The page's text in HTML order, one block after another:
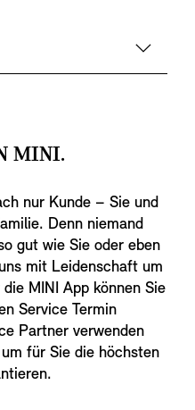
MINI.
nur Kunde – Sie und
Denn niemand
gut wie Sie oder eben
mit Leidenschaft um
MINI App können Sie
Service Termin
Partner verwenden
für Sie die höchsten